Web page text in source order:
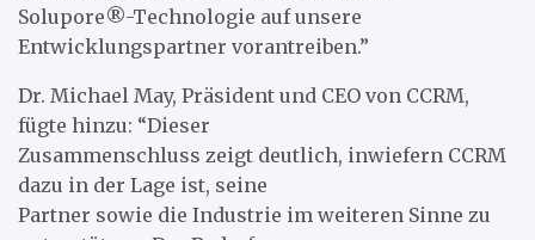
Solupore®-Technologie auf unsere
Entwicklungspartner vorantreiben.”
Dr. Michael May, Präsident und CEO von CCRM,
fügte hinzu: “Dieser
Zusammenschluss zeigt deutlich, inwiefern CCRM
dazu in der Lage ist, seine
Partner sowie die Industrie im weiteren Sinne zu